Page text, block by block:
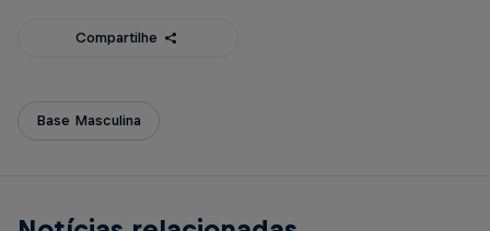
Compartilhe
Base Masculina